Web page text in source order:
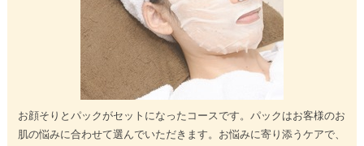
お顔そりとパックがセットになったコースです。パックはお客様のお
肌の悩みに合わせて選んでいただきます。お悩みに寄り添うケアで、